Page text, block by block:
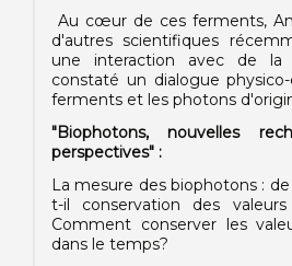
Au cœur de ces ferments,
d'autres scientifiques
une interaction avec de
constaté un dialogue
ferments et les photons
"Biophotons, nouvelles
perspectives" :
La mesure des biophotons :
t-il conservation des
Comment conserver les
dans le temps?